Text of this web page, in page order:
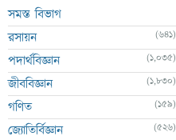
সমস্ত বিভাগ
রসায়ন
(641)
পদার্থবিজ্ঞান (1,035)
জীববিজ্ঞান (1,830)
গণিত (159)
জ্যোতির্বিজ্ঞান (526)